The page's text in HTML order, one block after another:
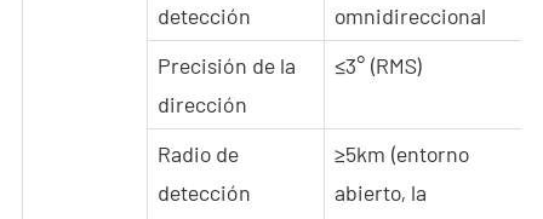
detección
omnidireccional
Precisión de la
dirección
≤3° (RMS)
Radio de
detección
≥5km (entorno
abierto, la